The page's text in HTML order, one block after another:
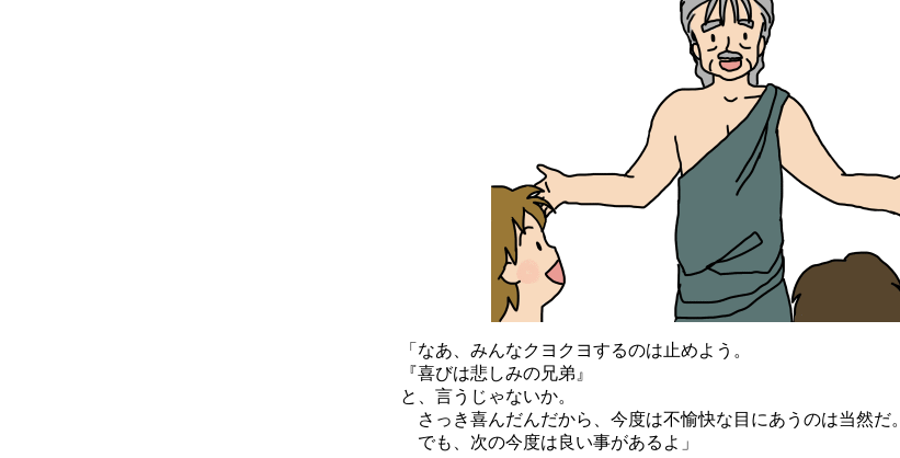
「なあ、みんなクヨクヨするのは止めよう。
『喜びは悲しみの兄弟』
と、言うじゃないか。
さっき喜んだんだから、今度は不愉快な目にあうのは当然だ。
でも、次の今度は良い事があるよ」